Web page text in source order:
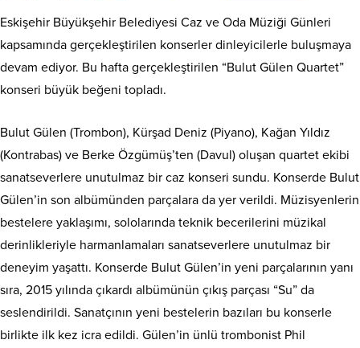
Eskişehir Büyükşehir Belediyesi Caz ve Oda Müziği Günleri
kapsamında gerçekleştirilen konserler dinleyicilerle buluşmaya
devam ediyor. Bu hafta gerçekleştirilen “Bulut Gülen Quartet”
konseri büyük beğeni topladı.
Bulut Gülen (Trombon), Kürşad Deniz (Piyano), Kağan Yıldız
(Kontrabas) ve Berke Özgümüş’ten (Davul) oluşan quartet ekibi
sanatseverlere unutulmaz bir caz konseri sundu. Konserde Bulut
Gülen’in son albümünden parçalara da yer verildi. Müzisyenlerin
bestelere yaklaşımı, sololarında teknik becerilerini müzikal
derinlikleriyle harmanlamaları sanatseverlere unutulmaz bir
deneyim yaşattı. Konserde Bulut Gülen’in yeni parçalarının yanı
sıra, 2015 yılında çıkardı albümünün çıkış parçası “Su” da
seslendirildi. Sanatçının yeni bestelerin bazıları bu konserle
birlikte ilk kez icra edildi. Gülen’in ünlü trombonist Phil